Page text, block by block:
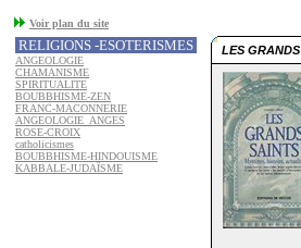
Voir plan du site
RELIGIONS -ESOTERISMES
ANGEOLOGIE
CHAMANISME
SPIRITUALITE
BOUBBHISME-ZEN
FRANC-MACONNERIE
ANGEOLOGIE_ANGES
ROSE-CROIX
catholicismes
BOUBBHISME-HINDOUISME
KABBALE-JUDAÏSME
LES